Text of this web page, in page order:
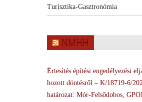
Turisztika-Gasztronómia
NMHH
Értesítés építési engedélyezési
hozott döntésről – K/18719-6/
határozat: Mór-Felsődobos,